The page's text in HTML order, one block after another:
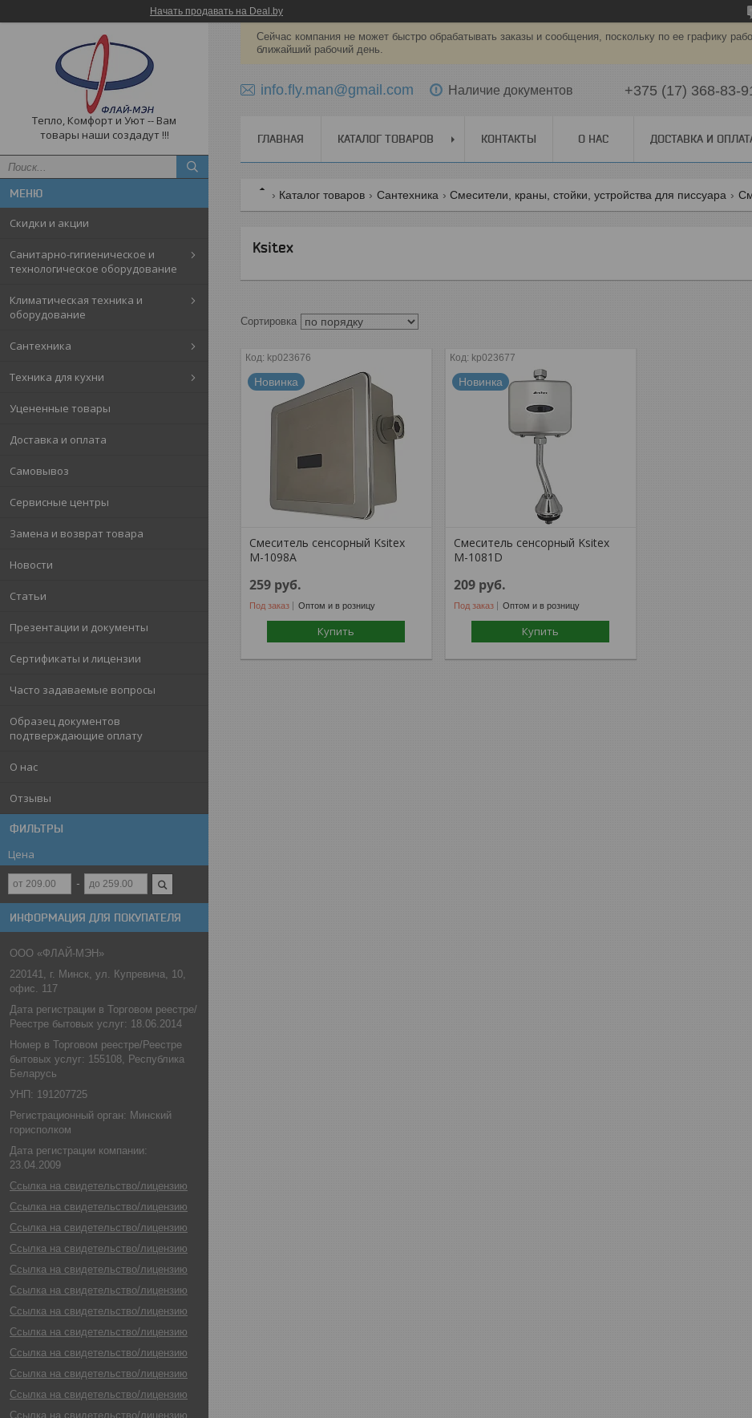
Начать продавать на Deal.by
Тепло, Комфорт и Уют -- Вам
товары наши создадут !!!
Скидки и акции
Санитарно-гигиеническое и
технологическое оборудование
Климатическая техника и
оборудование
Cантехника
Техника для кухни
Уцененные товары
Доставка и оплата
Самовывоз
Сервисные центры
Замена и возврат товара
Новости
Статьи
Презентации и документы
Сертификаты и лицензии
Часто задаваемые вопросы
Образец документов
подтверждающие оплату
О нас
Отзывы
ФИЛЬТРЫ
Цена
ИНФОРМАЦИЯ ДЛЯ ПОКУПАТЕЛЯ
ООО «ФЛАЙ-МЭН»
220141, г. Минск, ул. Купревича, 10,
офис. 117
Дата регистрации в Торговом реестре/
Реестре бытовых услуг: 18.06.2014
Номер в Торговом реестре/Реестре
бытовых услуг: 155108, Республика
Беларусь
УНП: 191207725
Регистрационный орган: Минский
горисполком
Дата регистрации компании:
23.04.2009
Ссылка на свидетельство/лицензию
Ссылка на свидетельство/лицензию
Ссылка на свидетельство/лицензию
Ссылка на свидетельство/лицензию
Ссылка на свидетельство/лицензию
Ссылка на свидетельство/лицензию
Ссылка на свидетельство/лицензию
Ссылка на свидетельство/лицензию
Ссылка на свидетельство/лицензию
Ссылка на свидетельство/лицензию
Ссылка на свидетельство/лицензию
Ссылка на свидетельство/лицензию
Сейчас компания не может быстро обрабатывать заказы и сообщения, поскольку по ее графику
ближайший рабочий день.
info.fly.man@gmail.com Наличие документов +375 (17) 368-83-
ГЛАВНАЯ КАТАЛОГ ТОВАРОВ КОНТАКТЫ О НАС ДОСТАВКА И
Каталог товаров Cантехника Смесители, краны, стойки, устройства для писсуара
Ksitex
kp023676
Новинка
Смеситель сенсорный Ksitex
М-1098A
259 руб.
Под заказ Оптом и в розницу
Купить
kp023677
Новинка
Смеситель сенсорный Ksitex
М-1081D
209 руб.
Под заказ Оптом и в розницу
Купить